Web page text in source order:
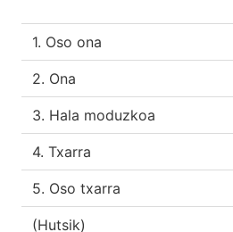
1. Oso ona
2. Ona
3. Hala moduzkoa
4. Txarra
5. Oso txarra
(Hutsik)